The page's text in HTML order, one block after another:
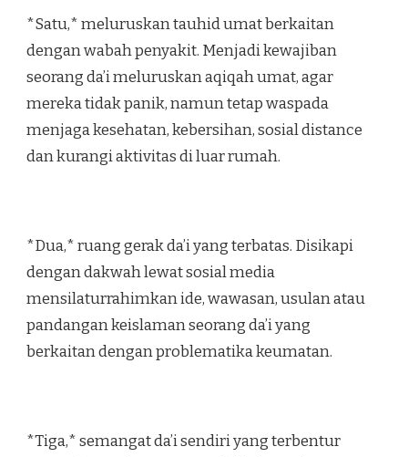
*Satu,* meluruskan tauhid umat berkaitan
dengan wabah penyakit. Menjadi kewajiban
seorang da’i meluruskan aqiqah umat, agar
mereka tidak panik, namun tetap waspada
menjaga kesehatan, kebersihan, sosial distance
dan kurangi aktivitas di luar rumah.
*Dua,* ruang gerak da’i yang terbatas. Disikapi
dengan dakwah lewat sosial media
mensilaturrahimkan ide, wawasan, usulan atau
pandangan keislaman seorang da’i yang
berkaitan dengan problematika keumatan.
*Tiga,* semangat da’i sendiri yang terbentur